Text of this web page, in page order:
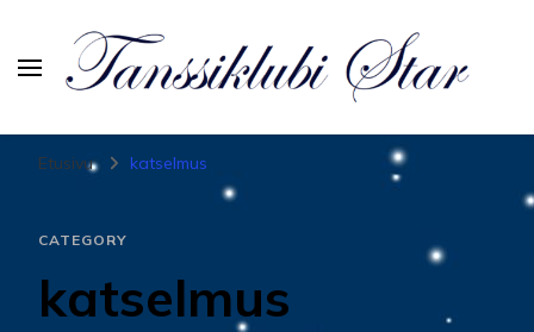
Tanssiurheiluseura Star
Etusivu katselmus
CATEGORY
katselmus